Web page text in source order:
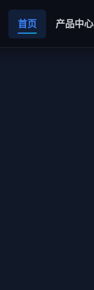
首页 产品中心